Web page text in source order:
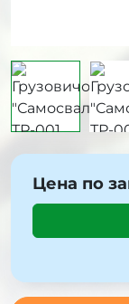
Цена по